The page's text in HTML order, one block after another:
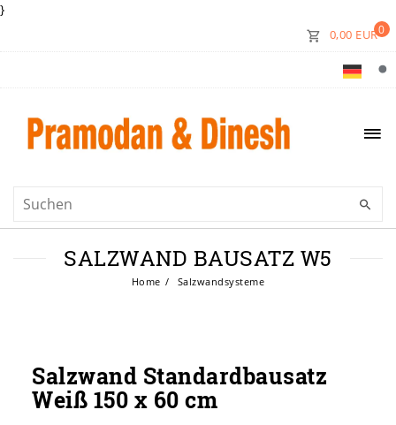
}
0
0,00 EUR
SALZWAND BAUSATZ W5
Home Salzwandsysteme
Salzwand Standardbausatz
Weiß 150 x 60 cm